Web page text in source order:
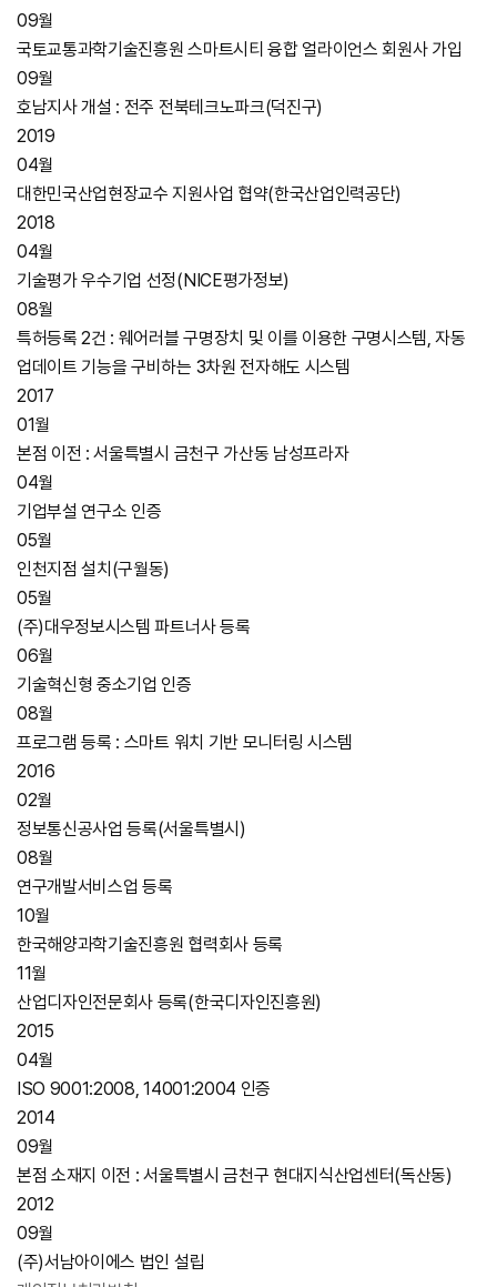
09월
국토교통과학기술진흥원 스마트시티 융합 얼라이언스 회원사 가입
09월
호남지사 개설 : 전주 전북테크노파크(덕진구)
2019
04월
대한민국산업현장교수 지원사업 협약(한국산업인력공단)
2018
04월
기술평가 우수기업 선정(NICE평가정보)
08월
특허등록 2건 : 웨어러블 구명장치 및 이를 이용한 구명시스템, 자동
업데이트 기능을 구비하는 3차원 전자해도 시스템
2017
01월
본점 이전 : 서울특별시 금천구 가산동 남성프라자
04월
기업부설 연구소 인증
05월
인천지점 설치(구월동)
05월
(주)대우정보시스템 파트너사 등록
06월
기술혁신형 중소기업 인증
08월
프로그램 등록 : 스마트 워치 기반 모니터링 시스템
2016
02월
정보통신공사업 등록(서울특별시)
08월
연구개발서비스업 등록
10월
한국해양과학기술진흥원 협력회사 등록
11월
산업디자인전문회사 등록(한국디자인진흥원)
2015
04월
ISO 9001:2008, 14001:2004 인증
2014
09월
본점 소재지 이전 : 서울특별시 금천구 현대지식산업센터(독산동)
2012
09월
(주)서남아이에스 법인 설립